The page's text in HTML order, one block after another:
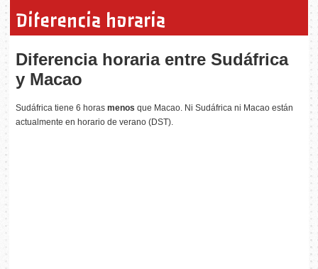
Diferencia horaria
Diferencia horaria entre Sudáfrica
y Macao
Sudáfrica tiene 6 horasmenos que Macao. Ni Sudáfrica ni Macao están
actualmente en horario de verano (DST).